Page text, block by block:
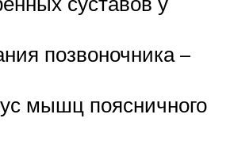
позвоночника –
мышц поясничного